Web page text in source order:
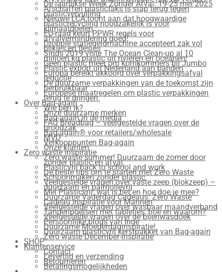
De jaarlijkse Week Zonder Afval: 19-25 mei 2025
Afschaffen plastictaks is stap terug tegen
plasticvervuiling
Nieuwe LCA toont aan dat hoogwaardige
plasticrecycling noodzakelijk is voor
klimaatdoelen
EU-raad keurt PPWR regels voor
afvalvermindering goed!
Droppie statiegeldmachine accepteert zak vol
blikjes en flesjes
Sinds 2019 viste The Ocean Clean-up al 10
miljoen kg plastic uit rivieren en oceanen!
Geen plastic meer om komkommers bij Jumbo
Plastic export uit Nederland aan banden
Europa bereikt akkoord over verpakkingsafval
reductie
De duurzame verpakkingen van de toekomst zijn
herbruikbaar
Europese maatregelen om plastic verpakkingen
terug te dringen.
Over Bag-again
Wie ben ik?
Onze duurzame merken
Bag-again in de media
FAQ Breadbag – veelgestelde vragen over de
broodzak
Bag-again® voor retailers/wholesale
MVO
Verkooppunten Bag-again
Onze klanten
Zero waste inspiratie
Zero waste summer! Duurzaam de zomer door
zonder plastic en afval.
Plasticvrij back to school and work
De beste tips om te starten met Zero Waste
Schoonmaken zonder plastic
Veelgestelde vragen over vaste zeep (blokzeep) –
duurzaam en palmolievrij
Mei Plasticvrij: wat is het en hoe doe je mee?
Duurzame Vaderdag Cadeaus: Zero Waste
Cadeau Inspiratie voor Mannen
Veelgestelde vragen over wasbaar maandverband
Tandenpoetsen met tabletjes, hoe en waarom?
Veelgestelde vragen over de bijenwasdoek
Persoonlijke blogs van Inge
Duurzame Moederdaginspiratie!
Duurzaam plasticvrij kerstpakket van Bag-again
Zero waste December-inspiratie
SHOP
Klantenservice
Contact
Levertijd en verzending
Retourneren
Betalingsmogelijkheden